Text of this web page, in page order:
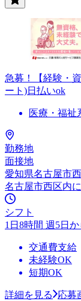
急募！【経験・
ート)日払いok
医療・福祉
勤務地
面接地
愛知県名古屋市
名古屋市西区内
シフト
1日8時間 週5日
交通費支給
未経験OK
短期OK
詳細を見る
応募